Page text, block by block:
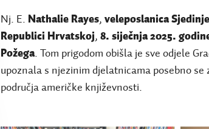
Nj. E. Nathalie Rayes,veleposlanica
Republici Hrvatskoj,8. siječnja 2025.
Požega. Tom prigodom obišla je sve odjele
upoznala s njezinim djelatnicama posebno
područja američke književnosti.